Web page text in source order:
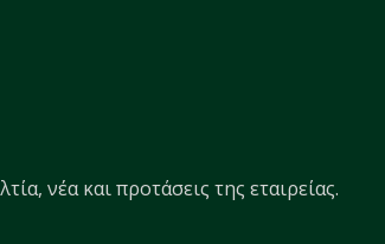
νέα και προτάσεις της εταιρείας.